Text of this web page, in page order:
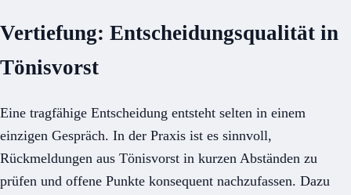
Vertiefung: Entscheidungsqualität in
Tönisvorst
Eine tragfähige Entscheidung entsteht selten in einem
einzigen Gespräch. In der Praxis ist es sinnvoll,
Rückmeldungen aus Tönisvorst in kurzen Abständen zu
prüfen und offene Punkte konsequent nachzufassen. Dazu